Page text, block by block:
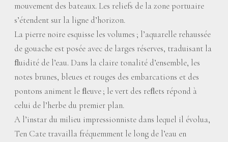
mouvement des bateaux. Les reliefs de la zone portuaire
s’étendent sur la ligne d’horizon.
La pierre noire esquisse les volumes ; l’aquarelle rehaussée
de gouache est posée avec de larges réserves, traduisant la
ﬂuidité de l’eau. Dans la claire tonalité d’ensemble, les
notes brunes, bleues et rouges des embarcations et des
pontons animent le ﬂeuve; le vert des reﬂets répond à
celui de l’herbe du premier plan.
A l’instar du milieu impressionniste dans lequel il évolua,
Ten Cate travailla fréquemment le long de l’eau en